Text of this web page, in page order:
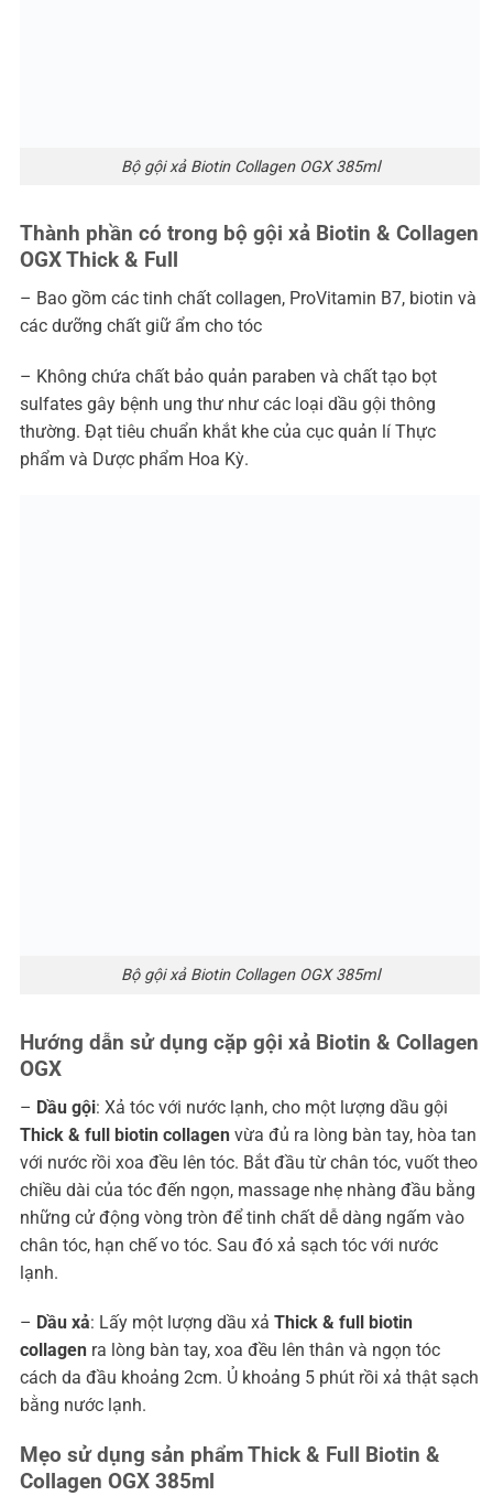
Bộ gội xả Biotin Collagen OGX 385ml
Thành phần có trong bộ gội xả Biotin & Collagen
OGX Thick & Full
– Bao gồm các tinh chất collagen, ProVitamin B7, biotin và
các dưỡng chất giữ ẩm cho tóc
– Không chứa chất bảo quản paraben và chất tạo bọt
sulfates gây bệnh ung thư như các loại dầu gội thông
thường. Đạt tiêu chuẩn khắt khe của cục quản lí Thực
phẩm và Dược phẩm Hoa Kỳ.
Bộ gội xả Biotin Collagen OGX 385ml
Hướng dẫn sử dụng cặp gội xả Biotin & Collagen
OGX
– Dầu gội: Xả tóc với nước lạnh, cho một lượng dầu gội
Thick & full biotin collagen vừa đủ ra lòng bàn tay, hòa tan
với nước rồi xoa đều lên tóc. Bắt đầu từ chân tóc, vuốt theo
chiều dài của tóc đến ngọn, massage nhẹ nhàng đầu bằng
những cử động vòng tròn để tinh chất dễ dàng ngấm vào
chân tóc, hạn chế vo tóc. Sau đó xả sạch tóc với nước
lạnh.
– Dầu xả: Lấy một lượng dầu xả Thick & full biotin
collagen ra lòng bàn tay, xoa đều lên thân và ngọn tóc
cách da đầu khoảng 2cm. Ủ khoảng 5 phút rồi xả thật sạch
bằng nước lạnh.
Mẹo sử dụng sản phẩm Thick & Full Biotin &
Collagen OGX 385ml